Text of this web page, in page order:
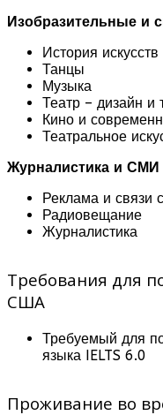
Изобразительные и
История искусств
Танцы
Музыка
Театр – дизайн и
Кино и
Театральное
Журналистика и СМИ
Реклама и связи
Радиовещание
Журналистика
Требования для
США
Требуемый для
языка IELTS 6.0
Проживание во